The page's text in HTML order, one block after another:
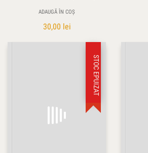
ADAUGĂ ÎN COȘ
30,00 lei
STOC EPUIZAT